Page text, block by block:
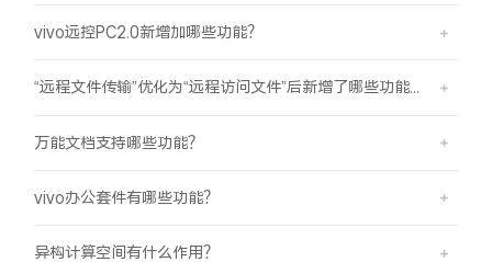
vivo远控PC2.0新增加哪些功能？
“远程文件传输”优化为“远程访问文件”后新增了哪些功能？
万能文档支持哪些功能？
vivo办公套件有哪些功能？
异构计算空间有什么作用？